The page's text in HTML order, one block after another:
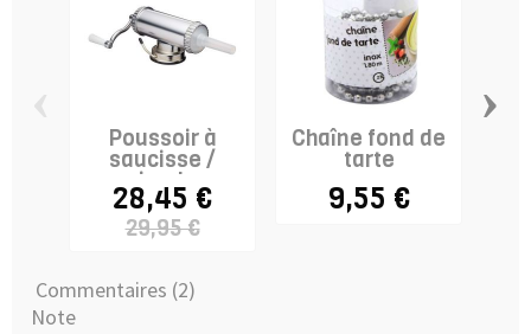
Poussoir à
saucisse /
viande
28,45 €
29,95 €
Chaîne fond de
tarte
9,55 €
›
Commentaires (2)
Note